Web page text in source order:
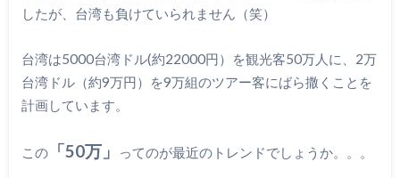
したが、台湾も負けていられません（笑）
台湾は5000台湾ドル(約22000円）を観光客50万人に、2万
台湾ドル（約9万円）を9万組のツアー客にばら撒くことを
計画しています。
この「50万」 ってのが最近のトレンドでしょうか。。。